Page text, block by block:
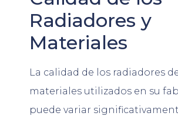
Radiadores y
Materiales
La calidad de los radiadores
materiales utilizados en su
puede variar